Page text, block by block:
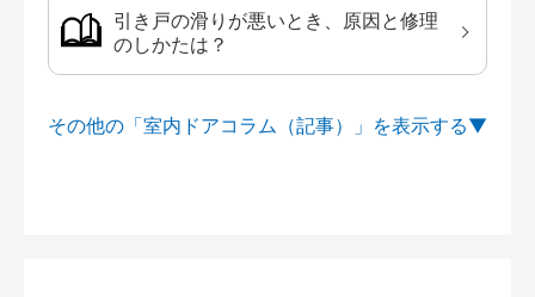
引き戸の滑りが悪いとき、原因と修理
のしかたは？
その他の「室内ドアコラム（記事）」を